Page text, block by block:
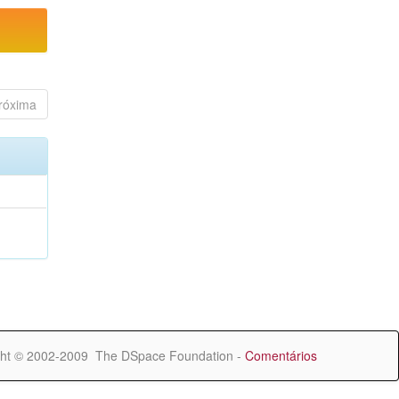
© 2002-2009 The DSpace Foundation - Comentários